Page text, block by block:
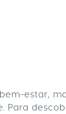
estar,
Para